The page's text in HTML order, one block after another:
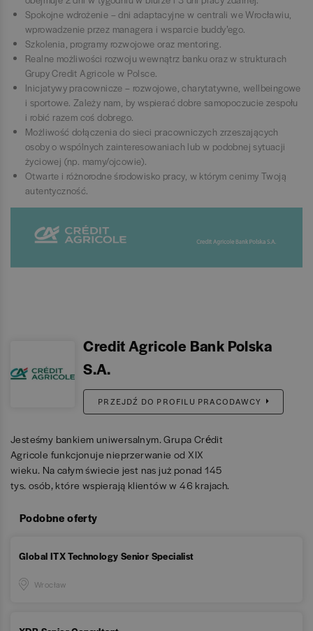
Spokojne wdrożenie – dni adaptacyjne w centrali we Wrocławiu,
wprowadzenie przez managera i wsparcie buddy’ego.
Szkolenia, programy rozwojowe oraz mentoring.
Realne możliwości rozwoju wewnątrz banku oraz w strukturach
Grupy Credit Agricole w Polsce.
Inicjatywy pracownicze – rozwojowe, charytatywne, wellbeingowe
i sportowe. Zależy nam, by wspierać dobre samopoczucie zespołu
i robić razem coś dobrego.
Możliwość dołączenia do sieci pracowniczych zrzeszających
osoby o wspólnych zainteresowaniach lub w podobnej sytuacji
życiowej (np. mamy/ojcowie).
Otwarte i różnorodne środowisko pracy, w którym cenimy Twoją
autentyczność.
Credit Agricole Bank Polska
S.A.
PRZEJDŹ DO PROFILU PRACODAWCY
Jesteśmy bankiem uniwersalnym. Grupa Crédit
Agricole funkcjonuje nieprzerwanie od XIX
wieku. Na całym świecie jest nas już ponad 145
tys. osób, które wspierają klientów w 46 krajach.
Podobne oferty
Global ITX Technology Senior Specialist
Wrocław